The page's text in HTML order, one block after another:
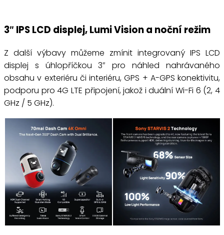
3″ IPS LCD displej, Lumi Vision a noční režim
Z další výbavy můžeme zmínit integrovaný IPS LCD
displej s úhlopříčkou 3″ pro náhled nahrávaného
obsahu v exteriéru či interiéru, GPS + A-GPS konektivitu,
podporu pro 4G LTE připojení, jakož i duální Wi-Fi 6 (2, 4
GHz / 5 GHz).